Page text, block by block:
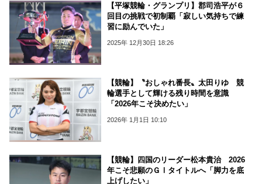
【平塚競輪・グランプリ】郡司浩平が６
回目の挑戦で初制覇「寂しい気持ちで練
習に励んでいた」
2025年 12月30日 18:26
【競輪】〝おしゃれ番長〟太田りゆ 競
輪選手として輝ける残り時間を意識
「2026年こそ決めたい」
2026年 1月1日 10:10
【競輪】四国のリーダー松本貴治 2026
年こそ悲願のＧⅠタイトルへ「脚力を底
上げしたい」